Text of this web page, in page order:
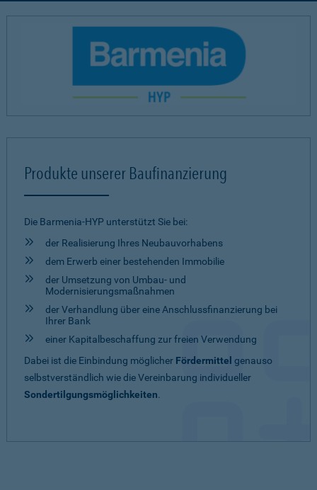
Produkte unserer Baufinanzierung
Die Barmenia-HYP unterstützt Sie bei:
der Realisierung Ihres Neubauvorhabens
dem Erwerb einer bestehenden Immobilie
der Umsetzung von Umbau- und
Modernisierungsmaßnahmen
der Verhandlung über eine Anschlussfinanzierung bei
Ihrer Bank
einer Kapitalbeschaffung zur freien Verwendung
Dabei ist die Einbindung möglicher Fördermittel genauso
selbstverständlich wie die Vereinbarung individueller
Sondertilgungsmöglichkeiten.